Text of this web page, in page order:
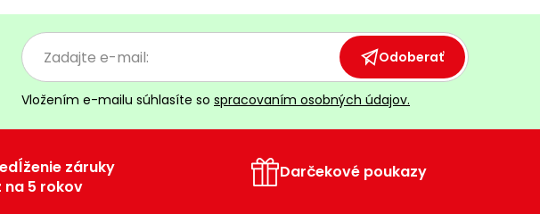
Odoberať
Vložením e-mailu súhlasíte so spracovaním osobných údajov.
záruky
na 5 rokov
Darčekové poukazy